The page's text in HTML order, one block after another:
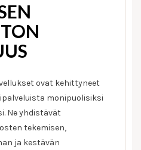
ovat kehittyneet
monipuolisiksi
Ne yhdistävät
tekemisen,
ja kestävän